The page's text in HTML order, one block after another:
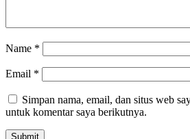
Name *
Email *
Simpan nama, email, dan situs web
untuk komentar saya berikutnya.